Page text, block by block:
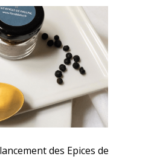
des Epices de